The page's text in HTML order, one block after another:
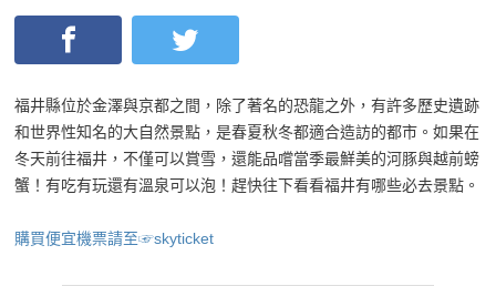
福井縣位於金澤與京都之間，除了著名的恐龍之外，有許多歷史遺跡
和世界性知名的大自然景點，是春夏秋冬都適合造訪的都市。如果在
冬天前往福井，不僅可以賞雪，還能品嚐當季最鮮美的河豚與越前螃
蟹！有吃有玩還有溫泉可以泡！趕快往下看看福井有哪些必去景點。
購買便宜機票請至☞skyticket